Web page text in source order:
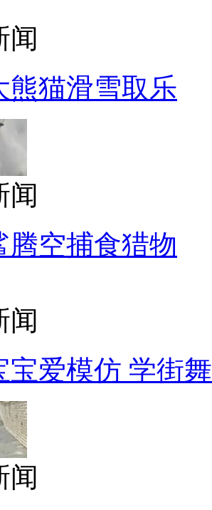
闻
熊猫滑雪取乐
闻
腾空捕食猎物
闻
宝爱模仿 学街
闻